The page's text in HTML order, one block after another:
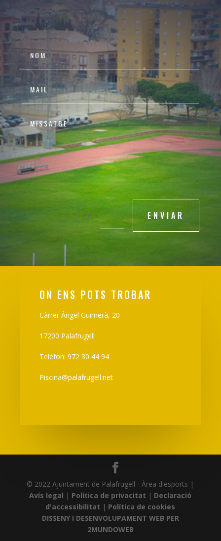
7 + 6 = ENVIAR
ON ENS POTS TROBAR
Càrrer Àngel Guimerà, 20
17200 Palafrugell
Telèfon: 972 30 44 94
Piscina@palafrugell.net
© 2022 Ajuntament de Palafrugell - Àrea d'esports |
Avís legal | Política de privacitat | Declaració
d'accessibilitat | Política de cookies
DISSENY I DESENVOLUPAMENT WEB PER
2MUNDOWEB